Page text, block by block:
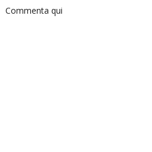
Commenta qui